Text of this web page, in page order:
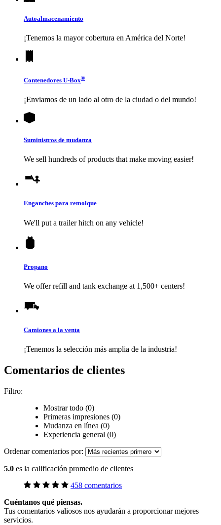
Autoalmacenamiento
¡Tenemos la mayor cobertura en América del Norte!
Contenedores U-Box®
¡Enviamos de un lado al otro de la ciudad o del mundo!
Suministros de mudanza
We sell hundreds of products that make moving easier!
Enganches para remolque
We'll put a trailer hitch on any vehicle!
Propano
We offer refill and tank exchange at 1,500+ centers!
Camiones a la venta
¡Tenemos la selección más amplia de la industria!
Comentarios de clientes
Filtro:
Mostrar todo (0)
Primeras impresiones (0)
Mudanza en línea (0)
Experiencia general (0)
Ordenar comentarios por:
5.0 es la calificación promedio de clientes
458 comentarios
Cuéntanos qué piensas.
Tus comentarios valiosos nos ayudarán a proporcionar mejores
servicios.